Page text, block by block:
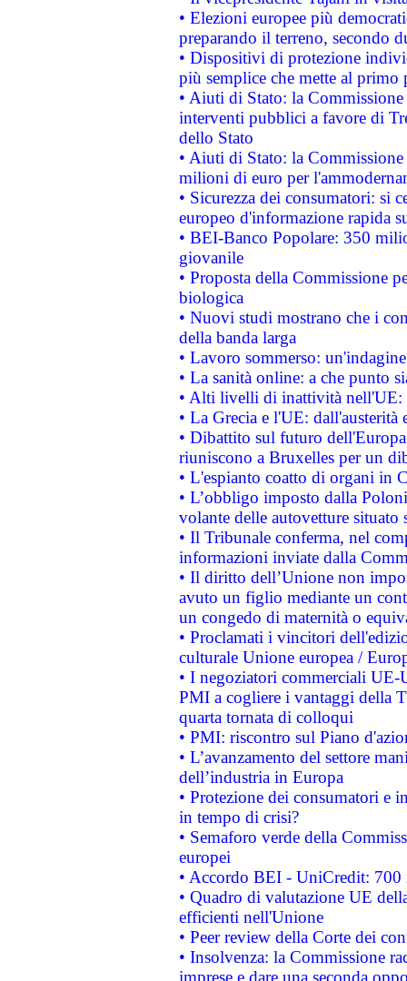
• Elezioni europee più
preparando il terreno, secondo
• Dispositivi di protezione
più semplice che mette al primo
• Aiuti di Stato: la
interventi pubblici a favore di
dello Stato
• Aiuti di Stato: la
milioni di euro per
• Sicurezza dei consumatori: si
europeo d'informazione rapida
• BEI-Banco Popolare: 350
giovanile
• Proposta della Commissione
biologica
• Nuovi studi mostrano che i
della banda larga
• Lavoro sommerso:
• La sanità online: a che punto
• Alti livelli di inattività nell'UE:
• La Grecia e l'UE: dall'austerità
• Dibattito sul futuro
riuniscono a Bruxelles per un
• L'espianto coatto di organi in
• L’obbligo imposto dalla
volante delle autovetture
• Il Tribunale conferma, nel
informazioni inviate dalla
• Il diritto dell’Unione non
avuto un figlio mediante un
un congedo di maternità o
• Proclamati i vincitori
culturale Unione europea /
• I negoziatori commerciali UE-
PMI a cogliere i vantaggi della
quarta tornata di colloqui
• PMI: riscontro sul Piano
• L’avanzamento del settore
dell’industria in Europa
• Protezione dei consumatori e
in tempo di crisi?
• Semaforo verde della
europei
• Accordo BEI - UniCredit:
• Quadro di valutazione UE
efficienti nell'Unione
• Peer review della Corte dei
• Insolvenza: la Commissione
imprese e dare una seconda